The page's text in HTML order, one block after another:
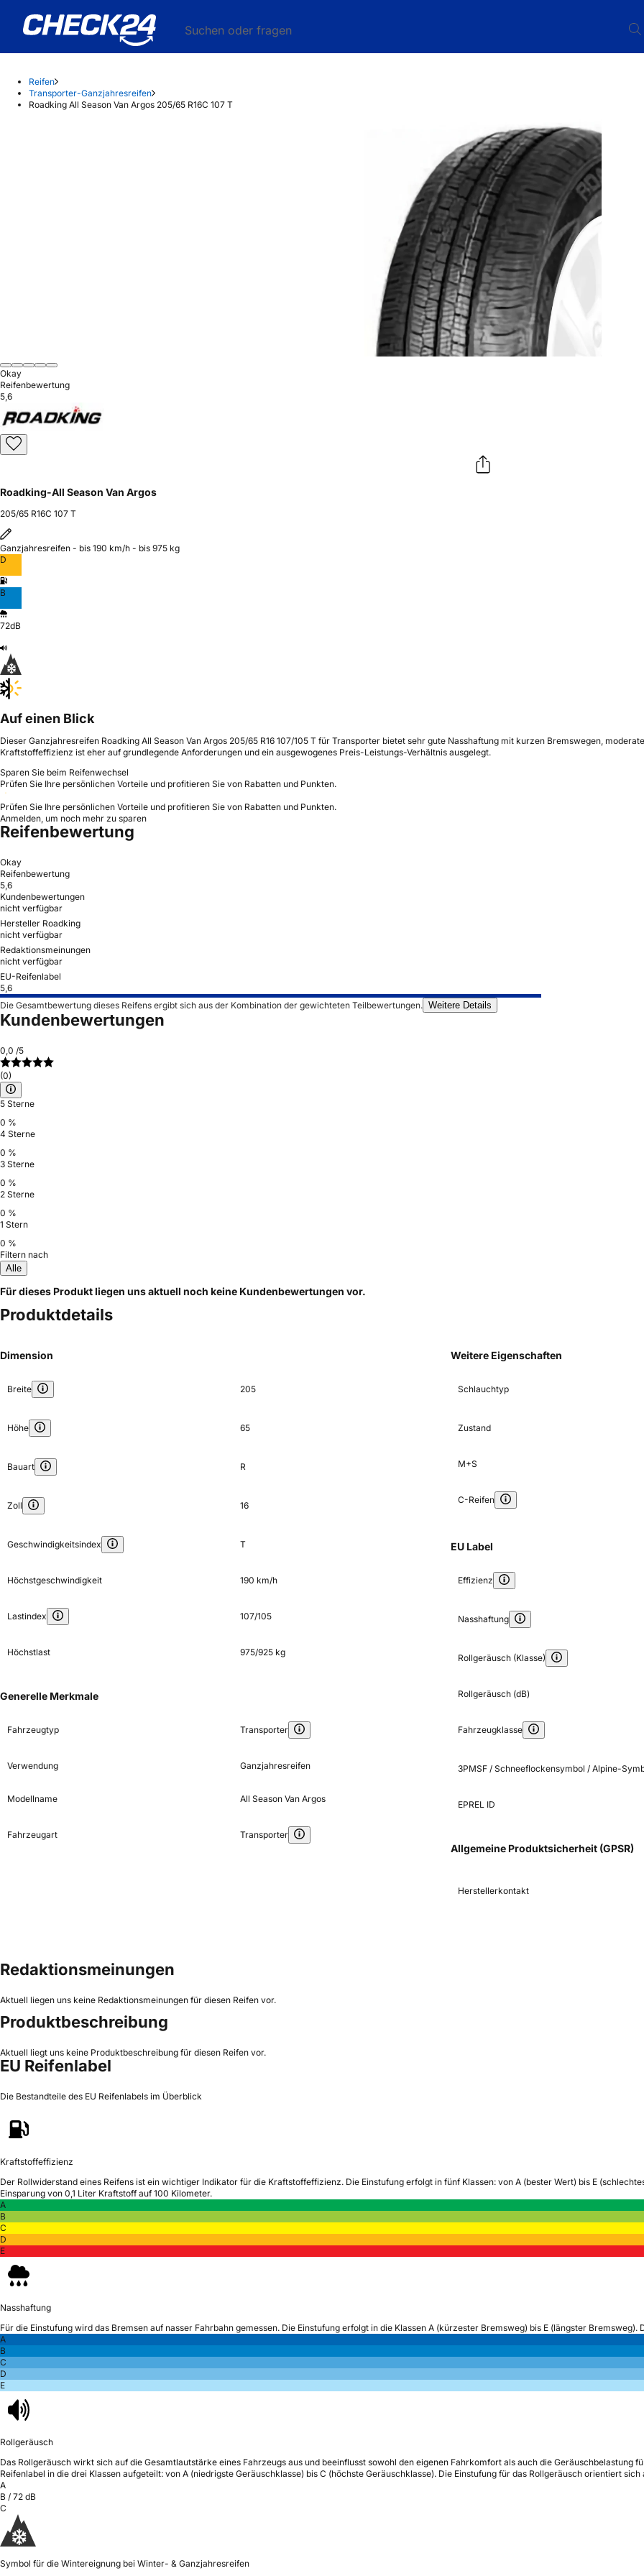
Suchen oder fragen
Reifen
Transporter-Ganzjahresreifen
Roadking All Season Van Argos 205/65 R16C 107 T
Okay
Reifenbewertung
5,6
Roadking-All Season Van Argos
205/65 R16C 107 T
Ganzjahresreifen - bis 190 km/h - bis 975 kg
D
B
72dB
Auf einen Blick
Dieser Ganzjahresreifen Roadking All Season Van Argos 205/65 R16 107/105 T für Transporter bietet sehr gute Nasshaftung mit kurzen Bremswegen,
Kraftstoffeffizienz ist eher auf grundlegende Anforderungen und ein ausgewogenes Preis-Leistungs-Verhältnis ausgelegt.
Sparen Sie beim Reifenwechsel
Prüfen Sie Ihre persönlichen Vorteile und profitieren Sie von Rabatten und Punkten.
Prüfen Sie Ihre persönlichen Vorteile und profitieren Sie von Rabatten und Punkten.
Anmelden, um noch mehr zu sparen
Reifenbewertung
Okay
Reifenbewertung
5,6
Kundenbewertungen
nicht verfügbar
Hersteller Roadking
nicht verfügbar
Redaktionsmeinungen
nicht verfügbar
EU-Reifenlabel
5,6
Die Gesamtbewertung dieses Reifens ergibt sich aus der Kombination der gewichteten Teilbewertungen. Weitere Details
Kundenbewertungen
0,0 /5
(0)
5 Sterne
0 %
4 Sterne
0 %
3 Sterne
0 %
2 Sterne
0 %
1 Stern
0 %
Filtern nach
Alle
Für dieses Produkt liegen uns aktuell noch keine Kundenbewertungen vor.
Produktdetails
Dimension
Breite 205
Höhe 65
Bauart R
Zoll 16
Geschwindigkeitsindex T
Höchstgeschwindigkeit 190 km/h
Lastindex 107/105
Höchstlast 975/925 kg
Generelle Merkmale
Fahrzeugtyp Transporter
Verwendung Ganzjahresreifen
Modellname All Season Van Argos
Fahrzeugart Transporter
Weitere Eigenschaften
Schlauchtyp
Zustand
M+S
C-Reifen
EU Label
Effizienz
Nasshaftung
Rollgeräusch (Klasse)
Rollgeräusch (dB)
Fahrzeugklasse
3PMSF / Schneeflockensymbol / Alpine-
EPREL ID
Allgemeine Produktsicherheit (GPSR)
Herstellerkontakt
Redaktionsmeinungen
Aktuell liegen uns keine Redaktionsmeinungen für diesen Reifen vor.
Produktbeschreibung
Aktuell liegt uns keine Produktbeschreibung für diesen Reifen vor.
EU Reifenlabel
Die Bestandteile des EU Reifenlabels im Überblick
Kraftstoffeffizienz
Der Rollwiderstand eines Reifens ist ein wichtiger Indikator für die Kraftstoffeffizienz. Die Einstufung erfolgt in fünf Klassen: von A (bester Wert) bis E
Einsparung von 0,1 Liter Kraftstoff auf 100 Kilometer.
A
B
C
D
E
Nasshaftung
Für die Einstufung wird das Bremsen auf nasser Fahrbahn gemessen. Die Einstufung erfolgt in die Klassen A (kürzester Bremsweg) bis E (längster
A
B
C
D
E
Rollgeräusch
Das Rollgeräusch wirkt sich auf die Gesamtlautstärke eines Fahrzeugs aus und beeinflusst sowohl den eigenen Fahrkomfort als auch die Geräuschbelastung
Reifenlabel in die drei Klassen aufgeteilt: von A (niedrigste Geräuschklasse) bis C (höchste Geräuschklasse). Die Einstufung für das Rollgeräusch orientiert sich
A
B / 72 dB
C
Symbol für die Wintereignung bei Winter- & Ganzjahresreifen